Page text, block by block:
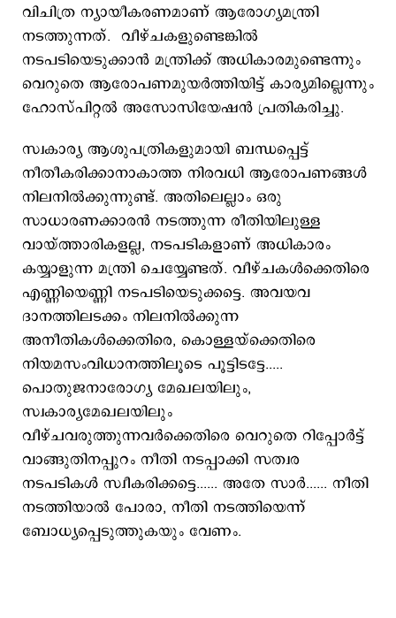
വിചിത്ര ന്യായീകരണമാണ് ആരോഗ്യമന്ത്രി
നടത്തുന്നത്. വീഴ്ചകളുണ്ടെങ്കിൽ
നടപടിയെടുക്കാൻ മന്ത്രിക്ക് അധികാരമുണ്ടെന്നും
വെറുതെ ആരോപണമുയർത്തിയിട്ട് കാര്യമില്ലെന്നും
ഹോസ്പിറ്റൽ അസോസിയേഷൻ പ്രതികരിച്ചു.
സ്വകാര്യ ആശുപത്രികളുമായി ബന്ധപ്പെട്ട്
നീതീകരിക്കാനാകാത്ത നിരവധി ആരോപണങ്ങള്‍
നിലനില്‍ക്കുന്നുണ്ട്. അതിലെല്ലാം ഒരു
സാധാരണക്കാരന്‍ നടത്തുന്ന രീതിയിലുള്ള
വായ്ത്താരികളല്ല, നടപടികളാണ് അധികാരം
കയ്യാളുന്ന മന്ത്രി ചെയ്യേണ്ടത്. വീഴ്ചകള്‍ക്കെതിരെ
എണ്ണിയെണ്ണി നടപടിയെടുക്കട്ടെ. അവയവ
ദാനത്തിലടക്കം നിലനില്‍ക്കുന്ന
അനീതികള്‍ക്കെതിരെ, കൊള്ളയ്ക്കെതിരെ
നിയമസംവിധാനത്തിലൂടെ പൂട്ടിടട്ടേ.....
പൊതുജനാരോഗ്യ മേഖലയിലും,
സ്വകാര്യമേഖലയിലും
വീഴ്ചവരുത്തുന്നവര്‍ക്കെതിരെ വെറുതെ റിപ്പോര്‍ട്ട്
വാങ്ങുതിനപ്പുറം നീതി നടപ്പാക്കി സത്വര
നടപടികള്‍ സ്വീകരിക്കട്ടെ...... അതേ സാര്‍...... നീതി
നടത്തിയാല്‍ പോരാ, നീതി നടത്തിയെന്ന്
ബോധ്യപ്പെടുത്തുകയും വേണം.